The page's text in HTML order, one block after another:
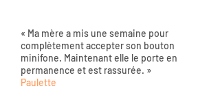
« Ma mère a mis une semaine pour
complètement accepter son bouton
minifone. Maintenant elle le porte en
permanence et est rassurée. »
Paulette